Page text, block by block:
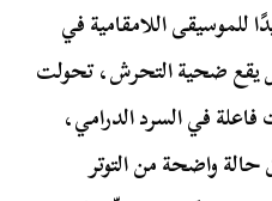
للموسيقى اللامقامية في
يقع ضحية التحرش، تحولت
في السرد الدرامي،
حالة واضحة من التوتر